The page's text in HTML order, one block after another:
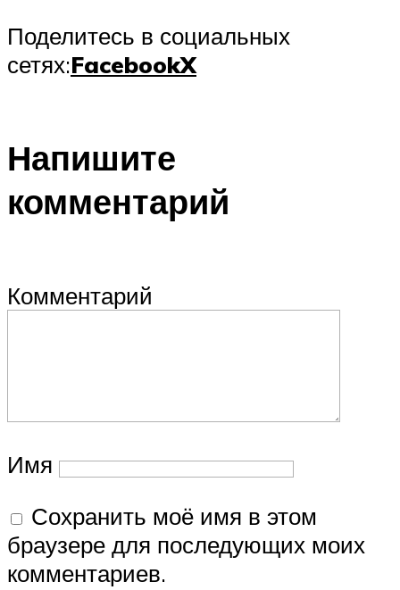
Поделитесь в социальных
сетях:FacebookX
Напишите
комментарий
Комментарий
Имя
Сохранить моё имя в этом
браузере для последующих моих
комментариев.